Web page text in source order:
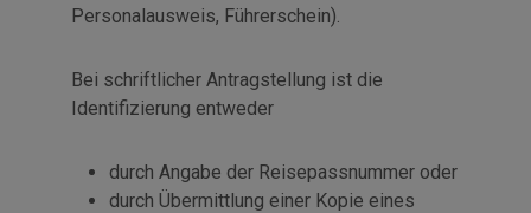
Personalausweis, Führerschein).
Bei schriftlicher Antragstellung ist die
Identifizierung entweder
durch Angabe der Reisepassnummer oder
durch Übermittlung einer Kopie eines